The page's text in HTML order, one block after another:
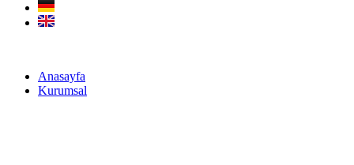
Anasayfa
Kurumsal